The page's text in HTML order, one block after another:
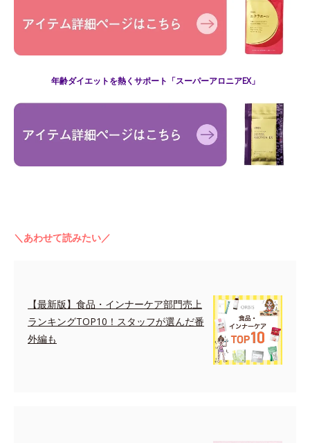
年齢ダイエットを熱くサポート​「スーパーアロニアEX」
＼あわせて読みたい／
【最新版】食品・インナーケア部門売上
ランキングTOP10！スタッフが選んだ番
外編も